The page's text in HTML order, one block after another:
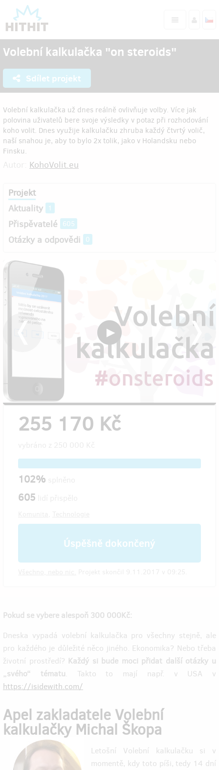
Volební kalkulačka "on steroids"
Sdílet projekt
Volební kalkulačka už dnes reálně ovlivňuje volby. Více jak
polovina uživatelů bere svoje výsledky v potaz při rozhodování
koho volit. Dnes využije kalkulačku zhruba každý čtvrtý volič,
naší snahou je, aby to bylo 2x tolik, jako v Holandsku nebo
Finsku.
KohoVolit.eu
Projekt
Aktuality
1
Přispěvatelé 605
Otázky a odpovědi 0
255 170 Kč
102%
605
Úspěšně dokončený
Pokud se vybere alespoň 300 000Kč:
Dneska vypadá volební kalkulačka pro všechny stejně, ale
pro každého je důležité něco jiného. Ekonomika? Nebo třeba
životní prostředí? Každý si bude moci přidat další otázky u
„svého“ tématu. Takto to mají např. v USA v
https://isidewith.com/
Apel zakladatele Volební
kalkulačky Michal Škopa
Letošní Volební kalkulačku si v
momentě, kdy toto píši, tedy 14 dní